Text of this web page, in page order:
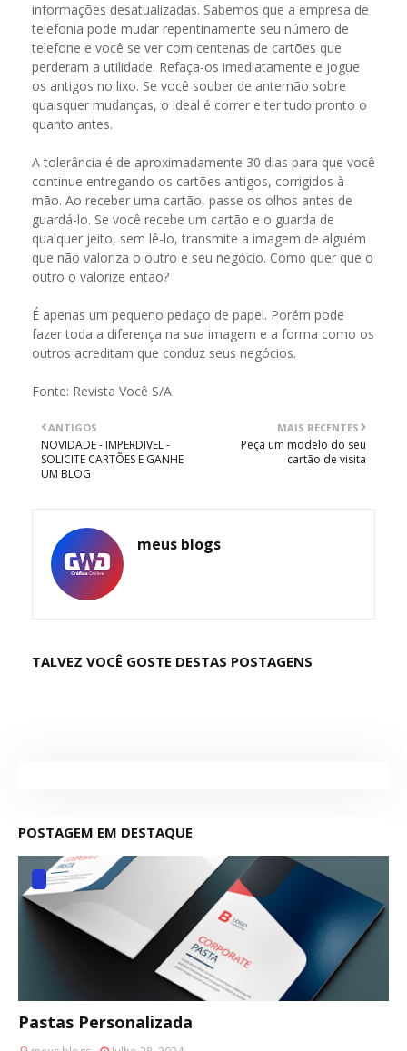
informações desatualizadas. Sabemos que a empresa de
telefonia pode mudar repentinamente seu número de
telefone e você se ver com centenas de cartões que
perderam a utilidade. Refaça-os imediatamente e jogue
os antigos no lixo. Se você souber de antemão sobre
quaisquer mudanças, o ideal é correr e ter tudo pronto o
quanto antes.
A tolerância é de aproximadamente 30 dias para que você
continue entregando os cartões antigos, corrigidos à
mão. Ao receber uma cartão, passe os olhos antes de
guardá-lo. Se você recebe um cartão e o guarda de
qualquer jeito, sem lê-lo, transmite a imagem de alguém
que não valoriza o outro e seu negócio. Como quer que o
outro o valorize então?
É apenas um pequeno pedaço de papel. Porém pode
fazer toda a diferença na sua imagem e a forma como os
outros acreditam que conduz seus negócios.
Fonte: Revista Você S/A
MAIS RECENTES
Peça um modelo do seu
cartão de visita
ANTIGOS
NOVIDADE - IMPERDIVEL -
SOLICITE CARTÕES E GANHE
UM BLOG
meus blogs
TALVEZ VOCÊ GOSTE DESTAS POSTAGENS
POSTAGEM EM DESTAQUE
Pastas Personalizada